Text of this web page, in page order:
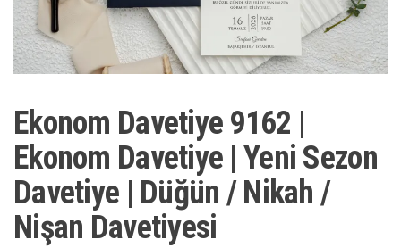
Ekonom Davetiye 9162 |
Ekonom Davetiye | Yeni Sezon
Davetiye | Düğün / Nikah /
Nişan Davetiyesi